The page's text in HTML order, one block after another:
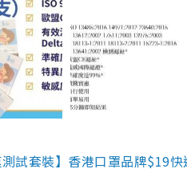
試套裝】香港口罩品牌$19